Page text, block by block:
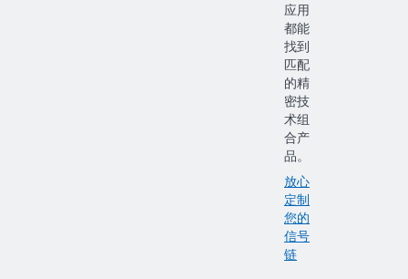
应用
都能
找到
匹配
的精
密技
术组
合产
品。
放心
定制
您的
信号
链